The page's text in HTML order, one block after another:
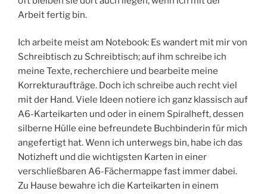
Arbeit fertig bin.
Ich arbeite meist am Notebook: Es wandert mit mir von
Schreibtisch zu Schreibtisch; auf ihm schreibe ich
meine Texte, recherchiere und bearbeite meine
Korrekturaufträge. Doch ich schreibe auch recht viel
mit der Hand. Viele Ideen notiere ich ganz klassisch auf
A6-Karteikarten und oder in einem Spiralheft, dessen
silberne Hülle eine befreundete Buchbinderin für mich
angefertigt hat. Wenn ich unterwegs bin, habe ich das
Notizheft und die wichtigsten Karten in einer
verschließbaren A6-Fächermappe fast immer dabei.
Zu Hause bewahre ich die Karteikarten in einem